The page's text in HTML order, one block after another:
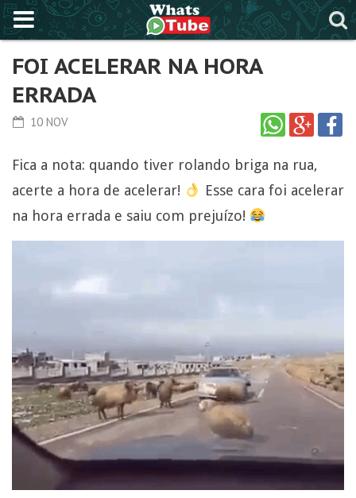
FOI ACELERAR NA HORA
ERRADA
10 NOV
Fica a nota: quando tiver rolando briga na rua,
acerte a hora de acelerar!
Esse cara foi acelerar
na hora errada e saiu com prejuízo!